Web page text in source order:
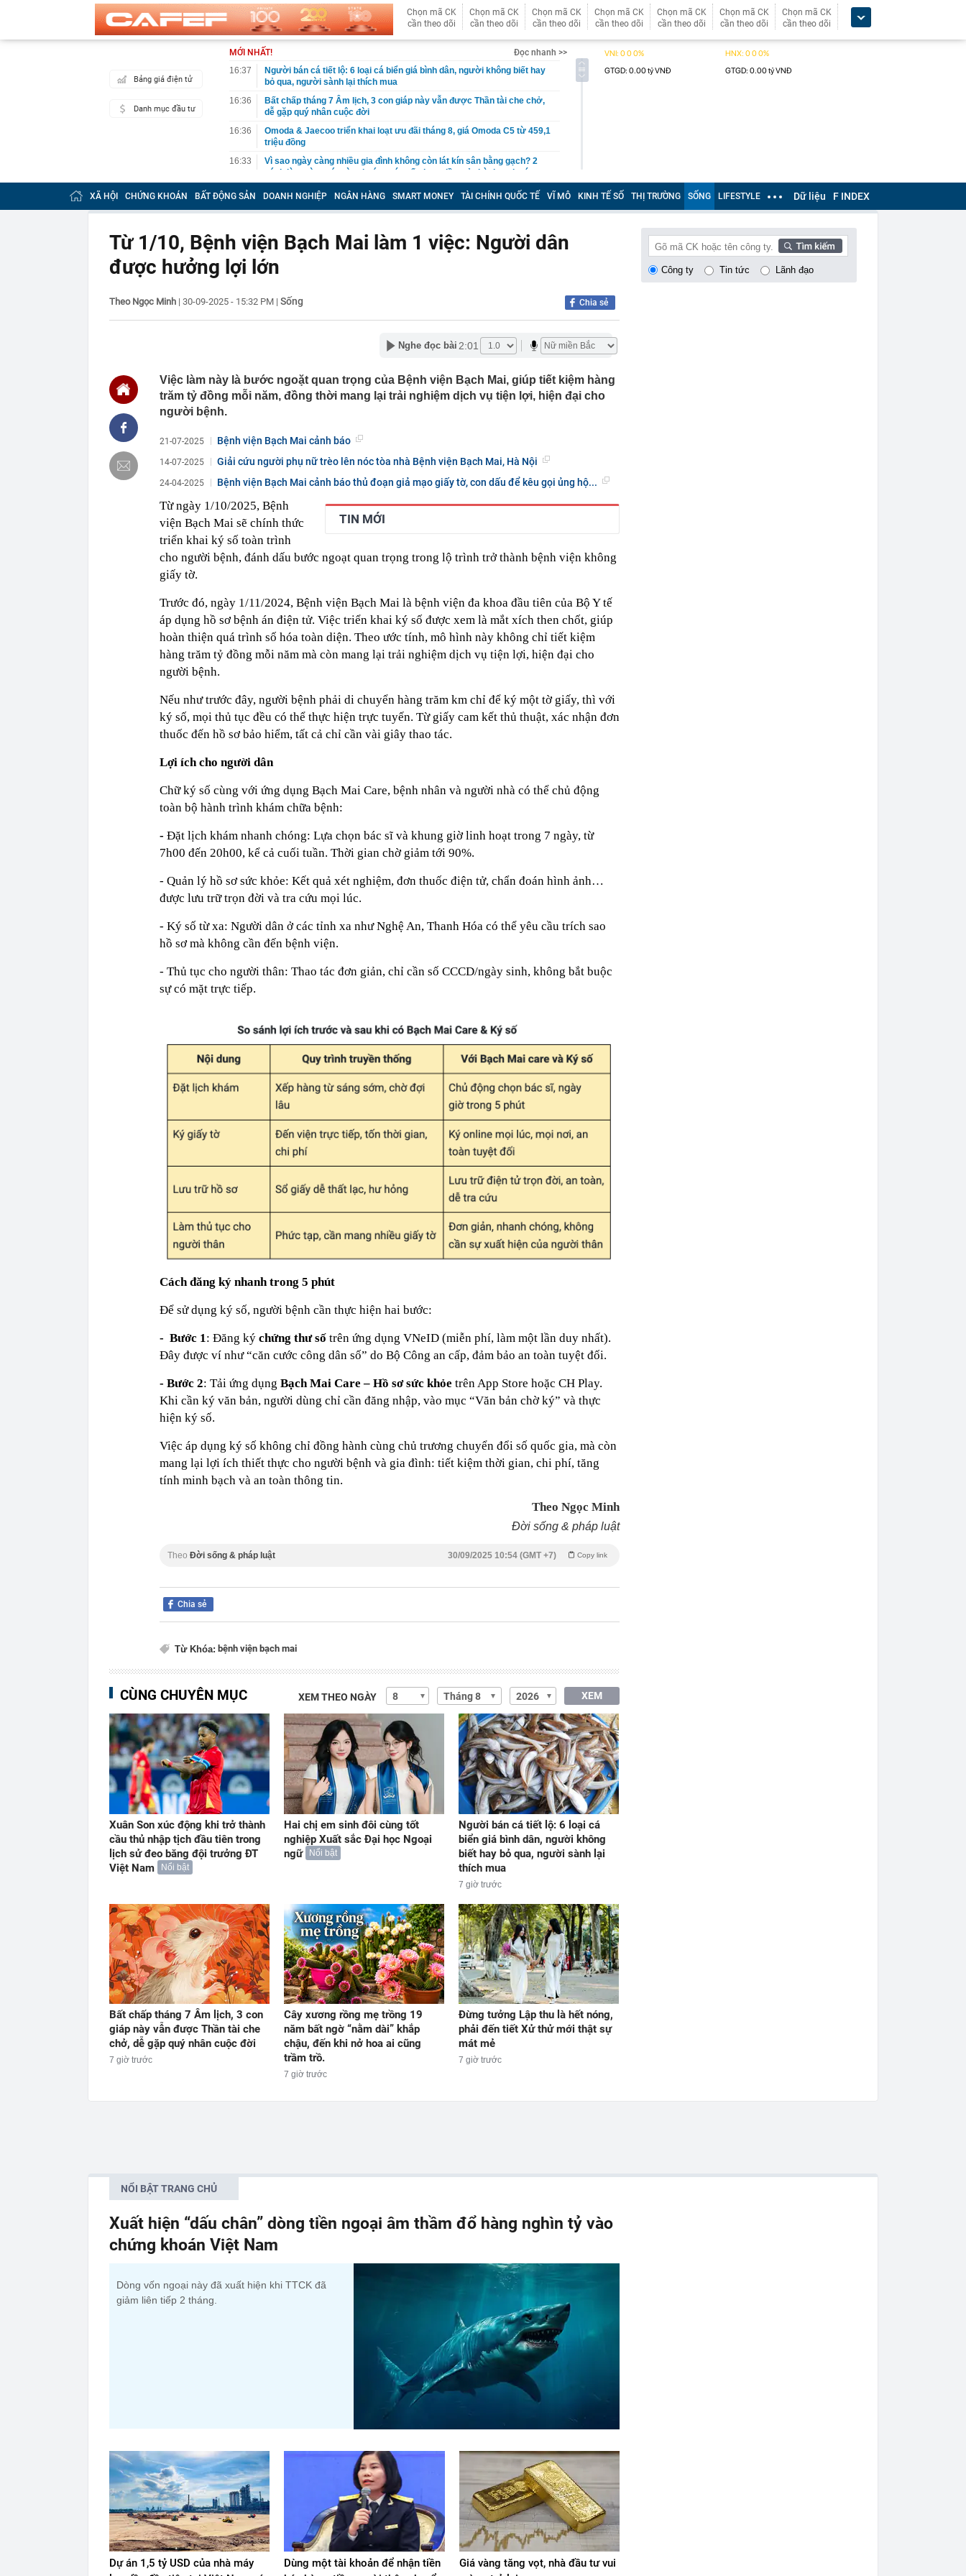
Chọn mã CK
cần theo dõi
Chọn mã CK
cần theo dõi
Chọn mã CK
cần theo dõi
Chọn mã CK
cần theo dõi
Chọn mã CK
cần theo dõi
Chọn mã CK
cần theo dõi
Chọn mã CK
cần theo dõi
Bảng giá điện tử
Danh mục đầu tư
MỚI NHẤT!
Đọc nhanh >>
16:37
Người bán cá tiết lộ: 6 loại cá biển giá bình dân, người không biết hay
bỏ qua, người sành lại thích mua
16:36
Bất chấp tháng 7 Âm lịch, 3 con giáp này vẫn được Thần tài che chở,
dễ gặp quý nhân cuộc đời
16:36
Omoda & Jaecoo triển khai loạt ưu đãi tháng 8, giá Omoda C5 từ 459,1
triệu đồng
16:33
Vì sao ngày càng nhiều gia đình không còn lát kín sân bằng gạch? 2
cách làm vừa mát vừa thoát nước tốt đang dần trở thành xu hướng
mới
Cây xương rồng mẹ trồng 19 năm bất ngờ “nằm dài” khắp chậu, đến
khi nở hoa ai cũng trầm trồ.
Tỉ phú sáng lập 'cá voi' Strategy: ChatGPT giúp tôi kiếm 15 tỷ USD,
đừng làm việc nhiều hơn robot
16:21
Tin vui cho người dùng ChatGPT miễn phí
Vietcombank sang tài khoản VietinBank của Lò Thị Ly, công an lập tức
xác minh
Thêm 5 tuyến cao tốc Quảng Ngãi đến Nha Trang thu phí không dừng
16:16
EVN hết lỗ lũy kế, nhiều doanh nghiệp Nhà nước báo lãi nghìn tỷ
Hiện trường vụ xe đầu kéo chở nhiều ô tô Lexus bốc cháy trên cao tốc
16:14
Ngoài rửa tiền cho Mr Pips, Shark Bình đang bị điều tra về 3 tội danh
cả là tiền giả
16:10
Lãi suất huy động leo thang, ngân hàng chịu sức ép kép
16:08
Hoàn thành kế hoạch cơ cấu lại vốn Nhà nước tại doanh nghiệp trước
ngày 31/8
16:07
Ô tô Honda sẽ rẻ hơn rất nhiều nhờ khung gầm do hãng mẹ Jaguar
Land Rover phát triển?
16:03
Có gì trong mỏ vàng sâu nhất thế giới, sản xuất 8 tấn vàng mỗi năm?
XÃ HỘI CHỨNG KHOÁN BẤT ĐỘNG SẢN DOANH NGHIỆP NGÂN HÀNG SMART MONEY TÀI CHÍNH QUỐC TẾ VĨ MÔ KINH TẾ SỐ THỊ TRƯỜNG SỐNG LIFESTYLE Dữ liệu F INDEX
Từ 1/10, Bệnh viện Bạch Mai làm 1 việc: Người dân
được hưởng lợi lớn
Theo Ngọc Minh | 30-09-2025 - 15:32 PM | Sống Chia sẻ
Nghe đọc bài 2:01
Việc làm này là bước ngoặt quan trọng của Bệnh viện Bạch Mai, giúp tiết kiệm hàng
trăm tỷ đồng mỗi năm, đồng thời mang lại trải nghiệm dịch vụ tiện lợi, hiện đại cho
người bệnh.
21-07-2025 Bệnh viện Bạch Mai cảnh báo
14-07-2025 Giải cứu người phụ nữ trèo lên nóc tòa nhà Bệnh viện Bạch Mai, Hà Nội
24-04-2025 Bệnh viện Bạch Mai cảnh báo thủ đoạn giả mạo giấy tờ, con dấu để kêu gọi ủng hộ...
TIN MỚI
Từ ngày 1/10/2025, Bệnh
viện Bạch Mai sẽ chính thức
triển khai ký số toàn trình
cho người bệnh, đánh dấu bước ngoạt quan trọng trong lộ trình trở thành bệnh viện không
giấy tờ.
Trước đó, ngày 1/11/2024, Bệnh viện Bạch Mai là bệnh viện đa khoa đầu tiên của Bộ Y tế
áp dụng hồ sơ bệnh án điện tử. Việc triển khai ký số được xem là mắt xích then chốt, giúp
hoàn thiện quá trình số hóa toàn diện. Theo ước tính, mô hình này không chỉ tiết kiệm
hàng trăm tỷ đồng mỗi năm mà còn mang lại trải nghiệm dịch vụ tiện lợi, hiện đại cho
người bệnh.
Nếu như trước đây, người bệnh phải di chuyển hàng trăm km chỉ để ký một tờ giấy, thì với
ký số, mọi thủ tục đều có thể thực hiện trực tuyến. Từ giấy cam kết thủ thuật, xác nhận đơn
thuốc đến hồ sơ bảo hiểm, tất cả chỉ cần vài giây thao tác.
Lợi ích cho người dân
Chữ ký số cùng với ứng dụng Bạch Mai Care, bệnh nhân và người nhà có thể chủ động
toàn bộ hành trình khám chữa bệnh:
- Đặt lịch khám nhanh chóng: Lựa chọn bác sĩ và khung giờ linh hoạt trong 7 ngày, từ
7h00 đến 20h00, kể cả cuối tuần. Thời gian chờ giảm tới 90%.
- Quản lý hồ sơ sức khỏe: Kết quả xét nghiệm, đơn thuốc điện tử, chẩn đoán hình ảnh…
được lưu trữ trọn đời và tra cứu mọi lúc.
- Ký số từ xa: Người dân ở các tỉnh xa như Nghệ An, Thanh Hóa có thể yêu cầu trích sao
hồ sơ mà không cần đến bệnh viện.
- Thủ tục cho người thân: Thao tác đơn giản, chỉ cần số CCCD/ngày sinh, không bắt buộc
sự có mặt trực tiếp.
Cách đăng ký nhanh trong 5 phút
Để sử dụng ký số, người bệnh cần thực hiện hai bước:
- Bước 1: Đăng ký chứng thư số trên ứng dụng VNeID (miễn phí, làm một lần duy nhất).
Đây được ví như “căn cước công dân số” do Bộ Công an cấp, đảm bảo an toàn tuyệt đối.
- Bước 2: Tải ứng dụng Bạch Mai Care – Hồ sơ sức khỏe trên App Store hoặc CH Play.
Khi cần ký văn bản, người dùng chỉ cần đăng nhập, vào mục “Văn bản chờ ký” và thực
hiện ký số.
Việc áp dụng ký số không chỉ đồng hành cùng chủ trương chuyển đổi số quốc gia, mà còn
mang lại lợi ích thiết thực cho người bệnh và gia đình: tiết kiệm thời gian, chi phí, tăng
tính minh bạch và an toàn thông tin.
Theo Ngọc Minh
Đời sống & pháp luật
Theo Đời sống & pháp luật Copy link
30/09/2025 10:54 (GMT +7)
Chia sẻ
Từ Khóa: bệnh viện bạch mai
CÙNG CHUYÊN MỤC XEM THEO NGÀY XEM
Xuân Son xúc động khi trở thành
cầu thủ nhập tịch đầu tiên trong
lịch sử đeo băng đội trưởng ĐT
Việt Nam
Nổi bật
Hai chị em sinh đôi cùng tốt
nghiệp Xuất sắc Đại học Ngoại
ngữ
Nổi bật
Người bán cá tiết lộ: 6 loại cá
biển giá bình dân, người không
biết hay bỏ qua, người sành lại
thích mua
7 giờ trước
Bất chấp tháng 7 Âm lịch, 3 con
giáp này vẫn được Thần tài che
chở, dễ gặp quý nhân cuộc đời
7 giờ trước
Cây xương rồng mẹ trồng 19
năm bất ngờ “nằm dài” khắp
chậu, đến khi nở hoa ai cũng
trầm trồ.
7 giờ trước
Đừng tưởng Lập thu là hết nóng,
phải đến tiết Xử thử mới thật sự
mát mẻ
7 giờ trước
Công ty Tin tức Lãnh đạo
NỔI BẬT TRANG CHỦ
Xuất hiện “dấu chân” dòng tiền ngoại âm thầm đổ hàng nghìn tỷ vào
chứng khoán Việt Nam
Dòng vốn ngoại này đã xuất hiện khi TTCK đã
giảm liên tiếp 2 tháng.
Dự án 1,5 tỷ USD của nhà máy
Dùng một tài khoản để nhận tiền
Giá vàng tăng vọt, nhà đầu tư vui